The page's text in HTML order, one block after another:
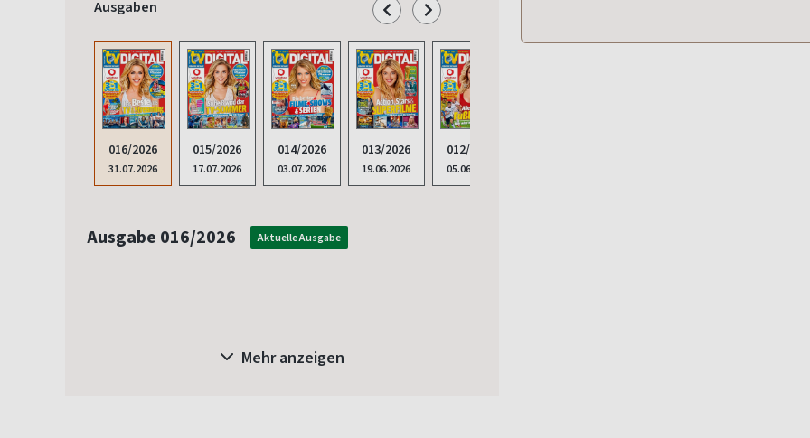
Ausgaben
016/2026
31.07.2026
015/2026
17.07.2026
014/2026
03.07.2026
013/2026
19.06.2026
012/2026
05.06.2026
Ausgabe 016/2026 Aktuelle Ausgabe
Mehr anzeigen